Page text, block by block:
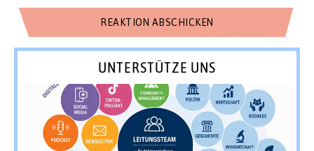
UNTERSTÜTZE UNS